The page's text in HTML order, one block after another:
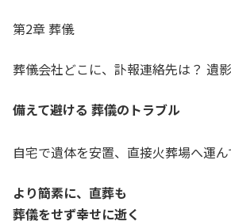
第2章 葬儀
葬儀会社どこに、訃報連絡先は？ 遺
備えて避ける 葬儀のトラブル
自宅で遺体を安置、直接火葬場へ運
より簡素に、直葬も
葬儀をせず幸せに逝く